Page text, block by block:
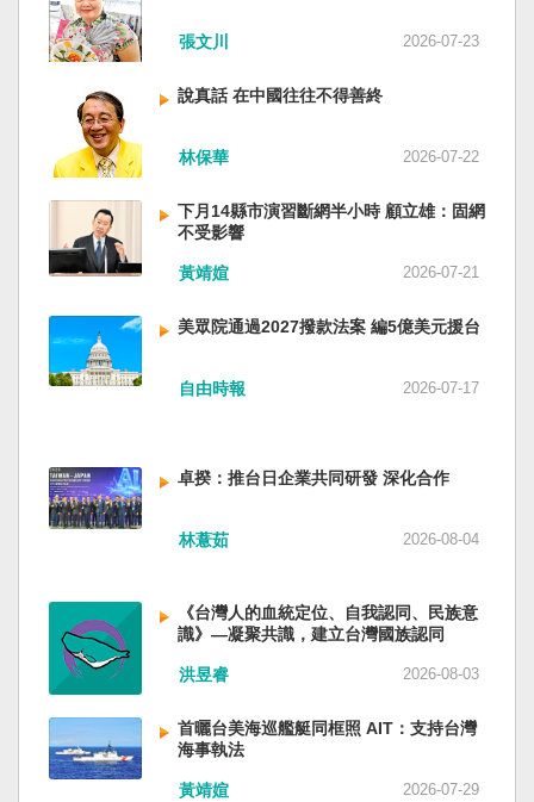
近平思想嗎？ 最後一句是「會議還研究了其他事
項。」這是每次外媒最感興趣的問題，那就是人
洗了多少人？這為習近平的進一步獨裁和二十一
大續任鋪平道路。據統計，過去一年，已有十九
名中央委員被官方宣布落馬或罷免全國人大代表
職務。另外還有「失蹤」者。總共接近三十人。
領銜的是兩名政治局委員：軍委副主席張又俠與
新疆黨委書記馬興瑞。 軍方還有原中央軍委副主
席何衛東、原軍委委員兼聯合參謀部參謀長劉振
立、原軍委政治工作部主任苗華、前信息支援部
備發展部部長許學強、前西部戰區政委李鳳彪、
前空軍政委郭普校、前東部戰區政委劉青松、前
南部戰區司令員吳亞男、前南部戰區政委王文
委鍾紹軍等。 黨政系統部分，前廣西政府主席藍
天立、前內蒙古政府主席王莉霞、前中國證監會
主席易會滿、前內蒙古黨委書記孫紹騁、前浙江
省委書記易煉紅、前應急管理部部長王祥喜、前
信部部長金壯龍、前中央軍民融合辦常務副主任
雷凡培，都是被不正常免職。 最新的河北黨書記
倪岳峰「另有任用」，應該是與德國之聲與紐約
時報披露張家口對海外人士動態控制平台被登錄
安？ （作者林保華為資深時事評論員）
張文川 2026-07-23
說真話 在中國往往不得善終
林保華 2026-07-22
下月14縣市演習斷網半小時 顧立雄：固網
不受影響
黃靖媗 2026-07-21
美眾院通過2027撥款法案 編5億美元援台
自由時報 2026-07-17
卓揆：推台日企業共同研發 深化合作
林薏茹 2026-08-04
《台灣人的血統定位、自我認同、民族意
識》—凝聚共識，建立台灣國族認同
洪昱睿 2026-08-03
首曬台美海巡艦艇同框照 AIT：支持台灣
海事執法
黃靖媗 2026-07-29